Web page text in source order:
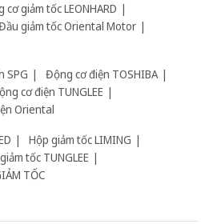
cơ giảm tốc LEONHARD
giảm tốc Oriental Motor
SPG
Động cơ điện TOSHIBA
cơ điện TUNGLEE
Oriental
Hộp giảm tốc LIMING
tốc TUNGLEE
TỐC